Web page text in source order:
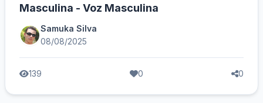
Masculina - Voz Masculina
Samuka Silva
08/08/2025
139 0 0